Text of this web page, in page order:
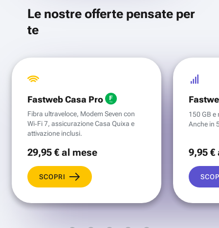
Le nostre offerte pensate per
te
Fastweb Casa Pro
Fibra ultraveloce, Modem Seven con
Wi‑Fi 7, assicurazione Casa Quixa e
attivazione inclusi.
29,95 €al mese
SCOPRI
150 GB e
Anche in
9,95 €